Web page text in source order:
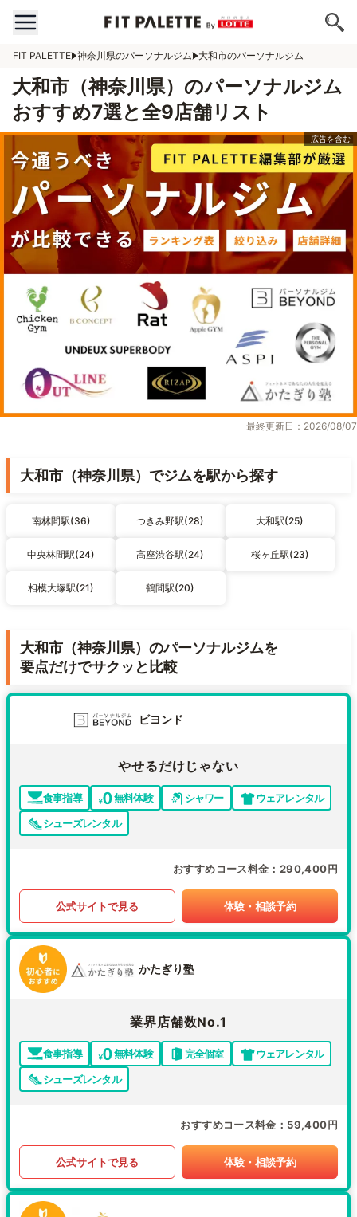
FIT PALETTE 神奈川県のパーソナルジム 大和市のパーソナルジム
大和市（神奈川県）のパーソナルジム
おすすめ7選と全9店舗リスト
最終更新日：2026/08/07
大和市（神奈川県）でジムを駅から探す
南林間駅(36) つきみ野駅(28) 大和駅(25)
中央林間駅(24) 高座渋谷駅(24) 桜ヶ丘駅(23)
相模大塚駅(21) 鶴間駅(20)
大和市（神奈川県）のパーソナルジムを
要点だけでサクッと比較
ビヨンド
やせるだけじゃない
食事指導 無料体験 シャワー
ウェアレンタル
シューズレンタル
おすすめコース料金 290,400円
公式サイトで見る 体験・相談予約
かたぎり塾
業界店舗数No.1
食事指導 無料体験 完全個室
ウェアレンタル
シューズレンタル
おすすめコース料金 59,400円
公式サイトで見る 体験・相談予約